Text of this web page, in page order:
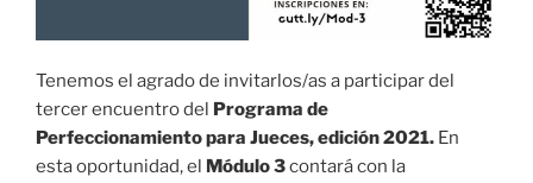
Tenemos el agrado de invitarlos/as a participar del
tercer encuentro del
Programa de
Perfeccionamiento para Jueces, edición 2021. En
esta oportunidad, el
Módulo 3contará con la